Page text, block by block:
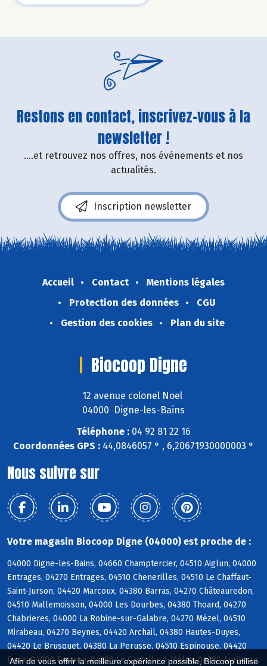
Afin de vous offrir la meilleure expérience possible, Biocoop utilise
Restons en contact, inscrivez-vous à la
newsletter !
....et retrouvez nos offres, nos événements et nos
actualités.
Inscription newsletter
Accueil Contact
Mentions légales
Protection des données
CGU
Gestion des cookies
Plan du site
Biocoop Digne
12 avenue colonel Noel
04000 Digne-les-Bains
Téléphone : 04 92 81 22 16
Coordonnées GPS : 44,0846057 ° , 6,20671930000003 °
Nous suivre sur
Votre magasin Biocoop Digne (04000) est proche de :
04000 Digne-les-Bains, 04660 Champtercier, 04510 Aiglun, 04000
Entrages, 04270 Entrages, 04510 Chenerilles, 04510 Le Chaffaut-
Saint-Jurson, 04420 Marcoux, 04380 Barras, 04270 Châteauredon,
04510 Mallemoisson, 04000 Les Dourbes, 04380 Thoard, 04270
Chabrieres, 04000 La Robine-sur-Galabre, 04270 Mézel, 04510
Mirabeau, 04270 Beynes, 04420 Archail, 04380 Hautes-Duyes,
04420 Le Brusquet, 04380 La Perusse, 04510 Espinouse, 04420
Draix, 04000 Tanaron, 04380 Le Castellard-Mélan, 04380 Auribeau,